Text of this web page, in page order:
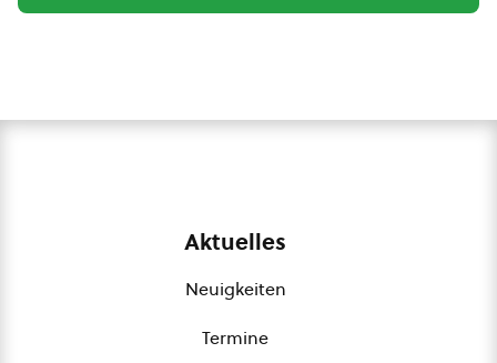
Aktuelles
Neuigkeiten
Termine